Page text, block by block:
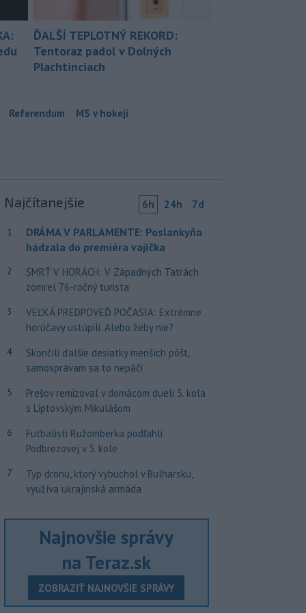
ĎALŠÍ TEPLOTNÝ REKORD:
Tentoraz padol v Dolných
Plachtinciach
Referendum MS v hokeji
Najčítanejšie 6h 24h 7d
1
DRÁMA V PARLAMENTE: Poslankyňa
hádzala do premiéra vajíčka
2
SMRŤ V HORÁCH: V Západných Tatrách
zomrel 76-ročný turista
3
VEĽKÁ PREDPOVEĎ POČASIA: Extrémne
horúčavy ustúpili. Alebo žeby nie?
4
Skončili ďalšie desiatky menších pôšt,
samosprávam sa to nepáči
5
Prešov remizoval v domácom dueli 3. kola
s Liptovským Mikulášom
6
Futbalisti Ružomberka podľahli
Podbrezovej v 3. kole
7
Typ dronu, ktorý vybuchol v Bulharsku,
využíva ukrajinská armáda
Najnovšie správy
na Teraz.sk
ZOBRAZIŤ NAJNOVŠIE SPRÁVY